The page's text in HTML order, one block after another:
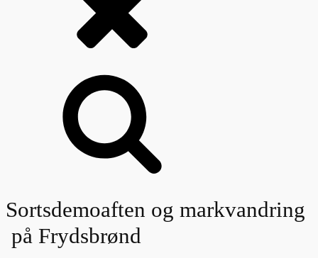
Sortsdemoaften og markvandring
på Frydsbrønd